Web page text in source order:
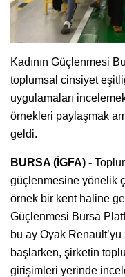
Kadının Güçlenmesi
toplumsal cinsiyet
uygulamaları
örnekleri paylaşmak
geldi.
BURSA (İGFA) -
güçlenmesine yönelik
örnek bir kent haline
Güçlenmesi Bursa
bu ay Oyak
başlarken, şirketin
girişimleri yerinde